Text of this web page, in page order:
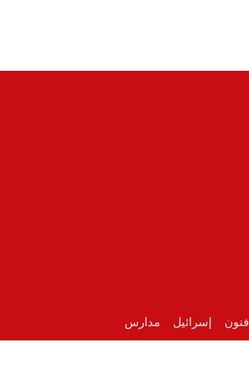
فنون إسرائيل مدارس